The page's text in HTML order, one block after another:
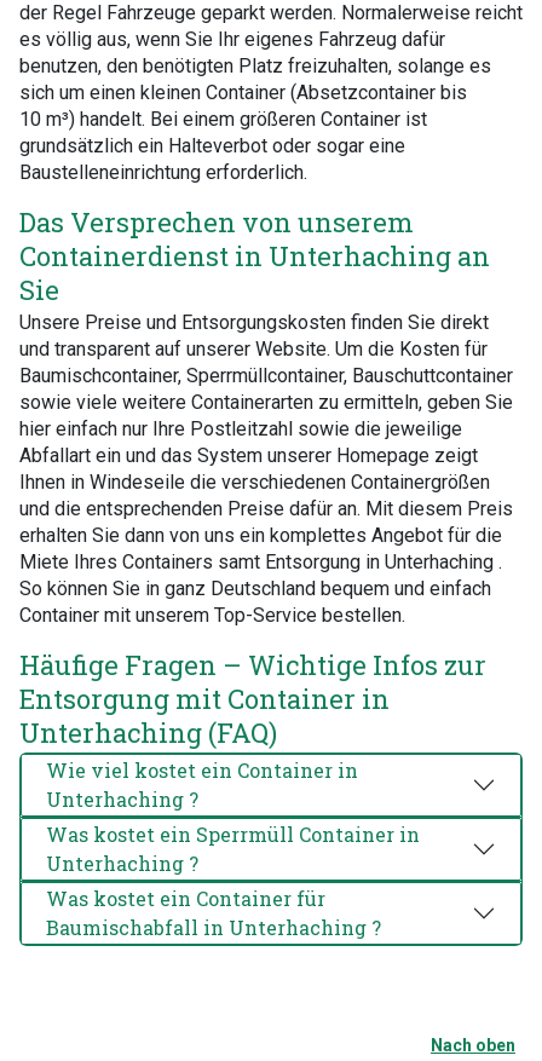
der Regel Fahrzeuge geparkt werden. Normalerweise reicht
es völlig aus, wenn Sie Ihr eigenes Fahrzeug dafür
benutzen, den benötigten Platz freizuhalten, solange es
sich um einen kleinen Container (Absetzcontainer bis
10 m³) handelt. Bei einem größeren Container ist
grundsätzlich ein Halteverbot oder sogar eine
Baustelleneinrichtung erforderlich.
Das Versprechen von unserem
Containerdienst in Unterhaching an
Sie
Unsere Preise und Entsorgungskosten finden Sie direkt
und transparent auf unserer Website. Um die Kosten für
Baumischcontainer, Sperrmüllcontainer, Bauschuttcontainer
sowie viele weitere Containerarten zu ermitteln, geben Sie
hier einfach nur Ihre Postleitzahl sowie die jeweilige
Abfallart ein und das System unserer Homepage zeigt
Ihnen in Windeseile die verschiedenen Containergrößen
und die entsprechenden Preise dafür an. Mit diesem Preis
erhalten Sie dann von uns ein komplettes Angebot für die
Miete Ihres Containers samt Entsorgung in Unterhaching .
So können Sie in ganz Deutschland bequem und einfach
Container mit unserem Top-Service bestellen.
Häufige Fragen – Wichtige Infos zur
Entsorgung mit Container in
Unterhaching (FAQ)
Wie viel kostet ein Container in
Unterhaching ?
Was kostet ein Sperrmüll Container in
Unterhaching ?
Was kostet ein Container für
Baumischabfall in Unterhaching ?
Nach oben